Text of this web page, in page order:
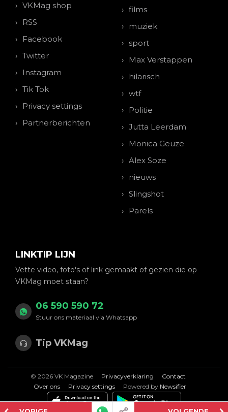
VKMag shop
RSS
Facebook
Twitter
Instagram
Tik Tok
Privacy settings
Partnerberichten
films
muziek
sport
Max Verstappen
hilarisch
wtf
Politie
Jutta Leerdam
Monica Geuze
Alex Soze
nieuws
Slingshot
Parels
LINKTIP LIJN
Vette video, foto's of link gemaakt of gezien die op
VKMag moet staan?
06 590 590 72
Stuur ons materiaal via Whatsapp
Tip VKMag
© 2026 VK Magazine Privacyverklaring
Contact
Over ons
Privacy settings Powered by Newsifier